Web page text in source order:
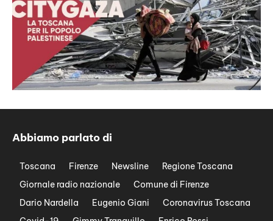
Abbiamo parlato di
Toscana Firenze Newsline
Regione Toscana
Giornale radio nazionale
Comune di Firenze
Dario Nardella
Eugenio Giani
Coronavirus Toscana